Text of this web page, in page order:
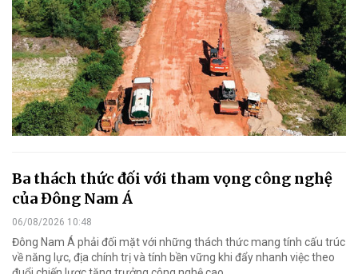
Ba thách thức đối với tham vọng công nghệ
của Đông Nam Á
06/08/2026 10:48
Đông Nam Á phải đối mặt với những thách thức mang tính cấu trúc
về năng lực, địa chính trị và tính bền vững khi đẩy nhanh việc theo